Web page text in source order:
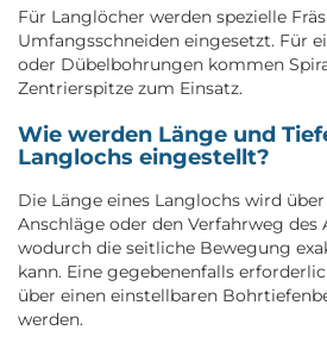
Für Langlöcher werden spezielle
Umfangsschneiden eingesetzt. Für
oder Dübelbohrungen kommen
Zentrierspitze zum Einsatz.
Wie werden Länge und
Langlochs eingestellt?
Die Länge eines Langlochs wird
Anschläge oder den Verfahrweg
wodurch die seitliche Bewegung
kann. Eine gegebenenfalls
über einen einstellbaren
werden.